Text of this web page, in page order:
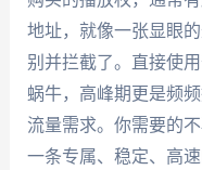
地址，就像一张显眼
别并拦截了。直接使
蜗牛，高峰期更是频
流量需求。你需要的
一条专属、稳定、高速